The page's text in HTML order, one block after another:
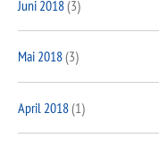
Juni 2018(3)
Mai 2018(3)
April 2018(1)